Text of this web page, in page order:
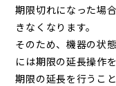
期限切れになった場
きなくなります。
そのため、機器の状
には期限の延長操作
期限の延長を行うこ